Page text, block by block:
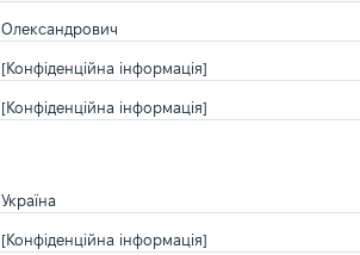
Олександрович
[Конфіденційна інформація]
[Конфіденційна інформація]
Україна
[Конфіденційна інформація]